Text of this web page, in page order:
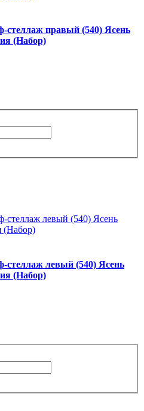
правый (540) Ясень
(Набор)
левый (540) Ясень
(Набор)